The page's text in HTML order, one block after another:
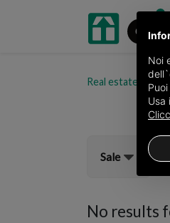
Real estate
Sale
No results
Noi
Usa